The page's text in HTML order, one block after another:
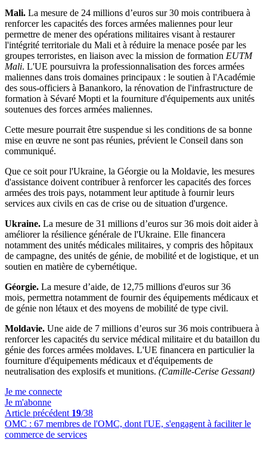
Mali. La mesure de 24 millions d’euros sur 30 mois contribuera à
renforcer les capacités des forces armées maliennes pour leur
permettre de mener des opérations militaires visant à restaurer
l'intégrité territoriale du Mali et à réduire la menace posée par les
groupes terroristes, en liaison avec la mission de formation EUTM
Mali. L'UE poursuivra la professionnalisation des forces armées
maliennes dans trois domaines principaux : le soutien à l'Académie
des sous-officiers à Banankoro, la rénovation de l'infrastructure de
formation à Sévaré Mopti et la fourniture d'équipements aux unités
soutenues des forces armées maliennes.
Cette mesure pourrait être suspendue si les conditions de sa bonne
mise en œuvre ne sont pas réunies, prévient le Conseil dans son
communiqué.
Que ce soit pour l'Ukraine, la Géorgie ou la Moldavie, les mesures
d'assistance doivent contribuer à renforcer les capacités des forces
armées des trois pays, notamment leur aptitude à fournir leurs
services aux civils en cas de crise ou de situation d'urgence.
Ukraine. La mesure de 31 millions d’euros sur 36 mois doit aider à
améliorer la résilience générale de l'Ukraine. Elle financera
notamment des unités médicales militaires, y compris des hôpitaux
de campagne, des unités de génie, de mobilité et de logistique, et un
soutien en matière de cybernétique.
Géorgie. La mesure d’aide, de 12,75 millions d'euros sur 36
mois, permettra notamment de fournir des équipements médicaux et
de génie non létaux et des moyens de mobilité de type civil.
Moldavie. Une aide de 7 millions d’euros sur 36 mois contribuera à
renforcer les capacités du service médical militaire et du bataillon du
génie des forces armées moldaves. L'UE financera en particulier la
fourniture d'équipements médicaux et d'équipements de
neutralisation des explosifs et munitions. (Camille-Cerise Gessant)
Je me connecte
Je m'abonne
Article précédent 19/38
OMC : 67 membres de l'OMC, dont l'UE, s'engagent à faciliter le
commerce de services